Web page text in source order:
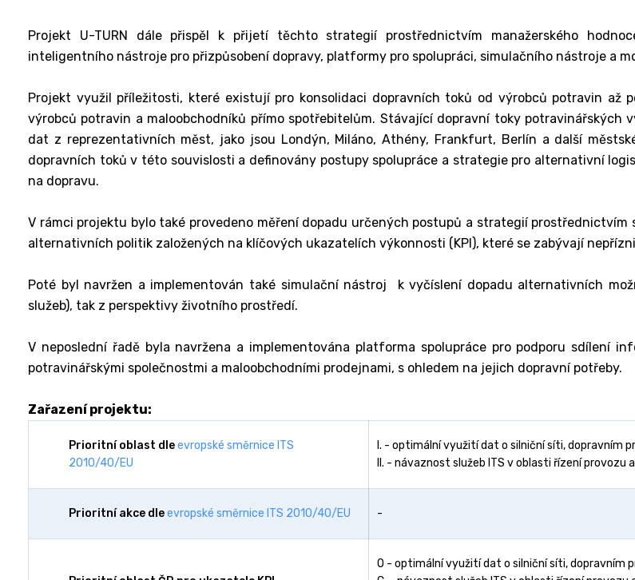
Projekt U-TURN dále přispěl k přijetí těchto strategií prostřednictvím manažerského
inteligentního nástroje pro přizpůsobení dopravy, platformy pro spolupráci, simulačního nástroje a
Projekt využil příležitosti, které existují pro konsolidaci dopravních toků od výrobců potravin
výrobců potravin a maloobchodníků přímo spotřebitelům. Stávající dopravní toky potravinářských
dat z reprezentativních měst, jako jsou Londýn, Miláno, Athény, Frankfurt, Berlín a další
dopravních toků v této souvislosti a definovány postupy spolupráce a strategie pro alternativní
na dopravu.
V rámci projektu bylo také provedeno měření dopadu určených postupů a strategií
alternativních politik založených na klíčových ukazatelích výkonnosti (KPI), které se zabývají
Poté byl navržen a implementován také simulační nástroj k vyčíslení dopadu alternativních
služeb), tak z perspektivy životního prostředí.
V neposlední řadě byla navržena a implementována platforma spolupráce pro podporu sdílení
potravinářskými společnostmi a maloobchodními prodejnami, s ohledem na jejich dopravní potřeby.
Zařazení projektu:
Prioritní oblast dleevropské směrnice ITS
2010/40/EU
I. - optimální využití dat o silniční síti, dopravním
II. - návaznost služeb ITS v oblasti řízení provozu
Prioritní akce dleevropské směrnice ITS 2010/40/EU -
O - optimální využití dat o silniční síti, dopravním